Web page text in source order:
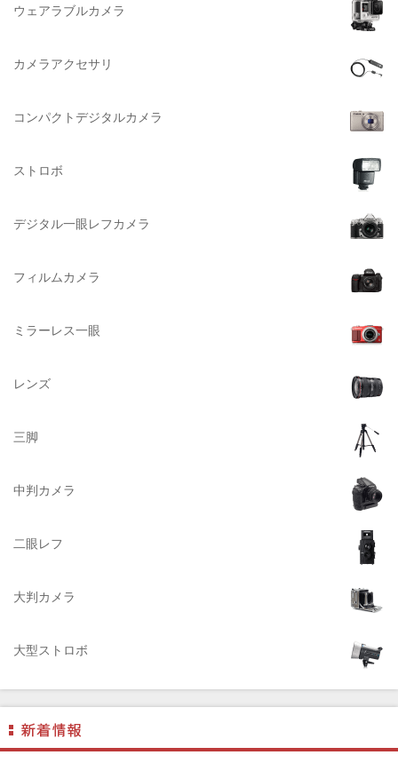
diagnl（ダイアグナル）
Lowepro（ロープロ）
BURTON（バートン）
DELSEY（デルセー）
DEKO Elite（デコエリート）
Datacolor（データカラー）
A-POWER (エー・パワー)
ACQUAPAZZA（アクアパッツァ）
AGFA（アグフア）
ALPA（アルパ）
ALT（アルト）
ライカ系
中判海外系
ウェアラブルカメラ
カメラアクセサリ
コンパクトデジタルカメラ
ストロボ
デジタル一眼レフカメラ
フィルムカメラ
ミラーレス一眼
レンズ
三脚
中判カメラ
二眼レフ
大判カメラ
大型ストロボ